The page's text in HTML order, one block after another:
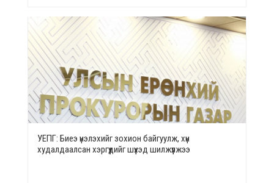
УЕПГ: Биеэ үнэлэхийг зохион байгуулж, хүн
худалдаалсан хэргүүдийг шүүхэд шилжүүлжээ